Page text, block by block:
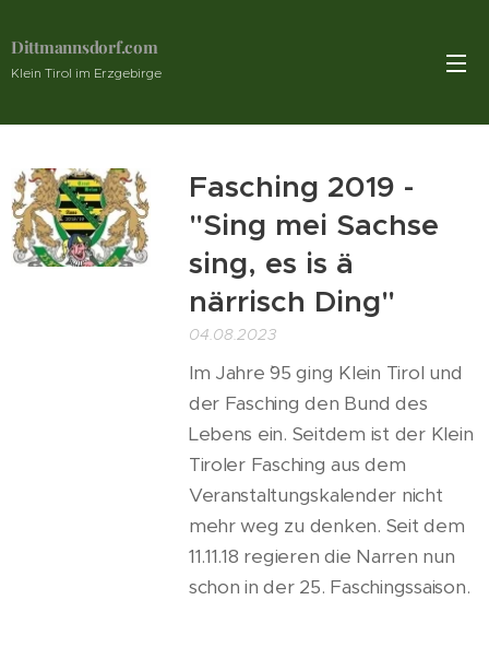
Dittmannsdorf.com
Klein Tirol im Erzgebirge
Fasching 2019 -
"Sing mei Sachse
sing, es is ä
närrisch Ding"
04.08.2023
Im Jahre `95 ging Klein Tirol und
der Fasching den Bund des
Lebens ein. Seitdem ist der Klein
Tiroler Fasching aus dem
Veranstaltungskalender nicht
mehr weg zu denken. Seit dem
11.11.18 regieren die Narren nun
schon in der 25. Faschingssaison.